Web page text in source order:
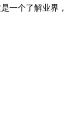
一个了解业界，